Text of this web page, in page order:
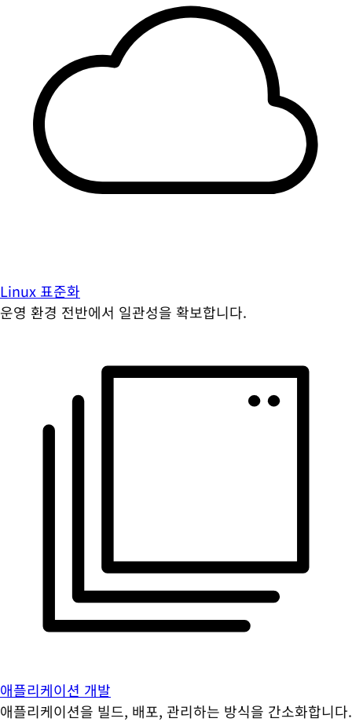
Linux 표준화
운영 환경 전반에서 일관성을 확보합니다.
애플리케이션 개발
애플리케이션을 빌드, 배포, 관리하는 방식을 간소화합니다.